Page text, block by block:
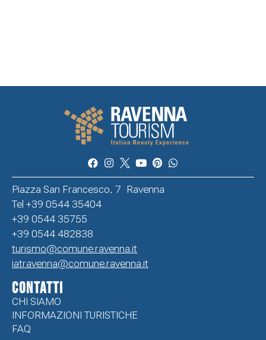
Piazza San Francesco, 7 Ravenna
Tel +39 0544 35404
+39 0544 35755
+39 0544 482838
turismo@comune.ravenna.it
iatravenna@comune.ravenna.it
CONTATTI
CHI SIAMO
INFORMAZIONI TURISTICHE
FAQ